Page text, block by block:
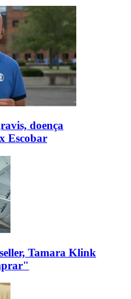
doença
Escobar
Tamara Klink